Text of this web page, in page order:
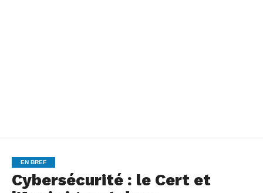
EN BREF
Cybersécurité : le Cert et